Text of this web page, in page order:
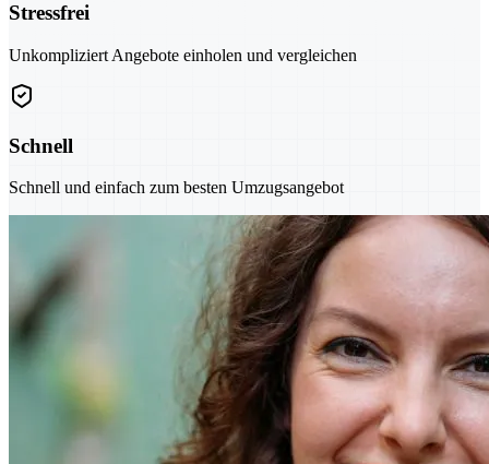
Stressfrei
Unkompliziert Angebote einholen und vergleichen
Schnell
Schnell und einfach zum besten Umzugsangebot